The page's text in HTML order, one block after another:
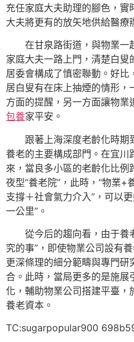
充任家庭大夫助理的腳色，
大夫將更有的放矢地供給醫療
在甘泉路街道，與物業一
家庭大夫一路上門，清楚白叟
居委會構成了慎密聯動。好
居白叟有在床上抽煙的情形
方面的提醒，另一方面讓物業
包養家平安。
跟著上海深度老齡化時期
養老的主要構成部門。在宜川
來，當良多小區的老齡化比
夜型“養老院”，此時，“物業+
支撐＋社會氣力介入”，可以
一公里”。
從今后的趨向看，由于養
究的事”，即使物業公司設有
更深條理的細分範疇與專門研
合。此時，當局更多的是施展
化，輔助物業公司搭建平臺
養老資本。
TC:sugarpopular900